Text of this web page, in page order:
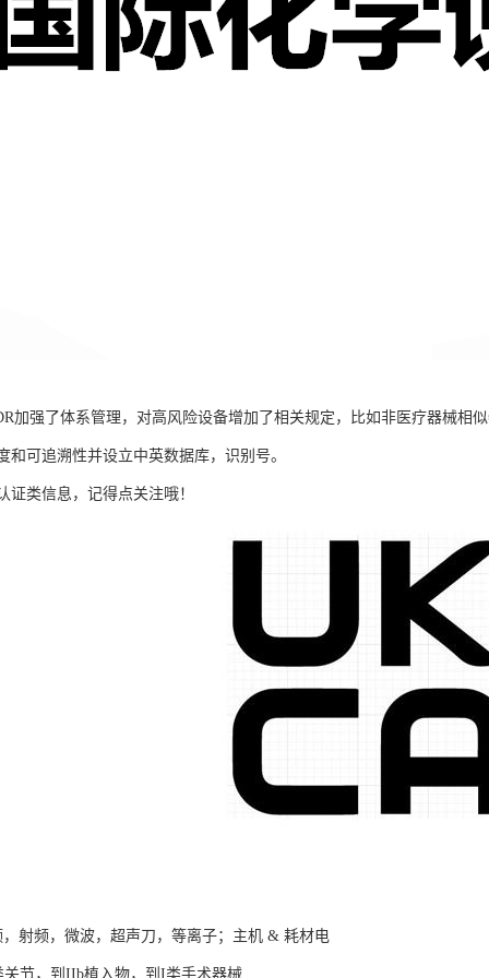
加强了体系管理，对高风险设备增加了相关规定，比如非医疗器械相
和可追溯性并设立中英数据库，识别号。
证类信息，记得点关注哦！
射频，微波，超声刀，等离子；主机 & 耗材电
节，到IIb植入物，到I类手术器械